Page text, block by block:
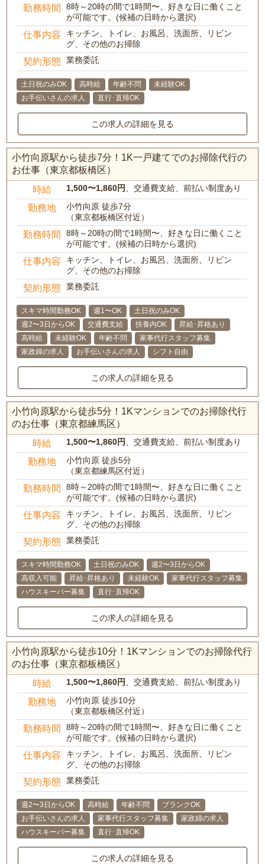
勤務時間
8時～20時の間で1時間〜、好きな日に働くこと
が可能です。(候補の日時から選択)
仕事内容
キッチン、トイレ、お風呂、洗面所、リビン
グ、その他のお掃除
契約形態 業務委託
土日祝のみOK 高時給 年齢不問
未経験OK
お手伝いさんの求人
直行･直帰OK
この求人の詳細を見る
小竹向原駅から徒歩7分！1K一戸建てでのお掃除代行の
お仕事（東京都板橋区）
時給 1,500〜1,860円、交通費支給、前払い制度あり
勤務地
小竹向原 徒歩7分
（東京都板橋区付近）
勤務時間
8時～20時の間で1時間〜、好きな日に働くこと
が可能です。(候補の日時から選択)
仕事内容
キッチン、トイレ、お風呂、洗面所、リビン
グ、その他のお掃除
契約形態 業務委託
スキマ時間勤務OK 週1〜OK
土日祝のみOK
週2〜3日からOK
交通費支給 扶養内OK
昇給･昇格あり
高時給
未経験OK 年齢不問
家事代行スタッフ募集
家政婦の求人
お手伝いさんの求人 シフト自由
この求人の詳細を見る
小竹向原駅から徒歩5分！1Kマンションでのお掃除代行
のお仕事（東京都練馬区）
時給 1,500〜1,860円、交通費支給、前払い制度あり
勤務地
小竹向原 徒歩5分
（東京都練馬区付近）
勤務時間
8時～20時の間で1時間〜、好きな日に働くこと
が可能です。(候補の日時から選択)
仕事内容
キッチン、トイレ、お風呂、洗面所、リビン
グ、その他のお掃除
契約形態 業務委託
スキマ時間勤務OK 土日祝のみOK
週2〜3日からOK
高収入可能
昇給･昇格あり 未経験OK
家事代行スタッフ募集
ハウスキーパー募集
直行･直帰OK
この求人の詳細を見る
小竹向原駅から徒歩10分！1Kマンションでのお掃除代行
のお仕事（東京都板橋区）
時給 1,500〜1,860円、交通費支給、前払い制度あり
勤務地
小竹向原 徒歩10分
（東京都板橋区付近）
勤務時間
8時～20時の間で1時間〜、好きな日に働くこと
が可能です。(候補の日時から選択)
仕事内容
キッチン、トイレ、お風呂、洗面所、リビン
グ、その他のお掃除
契約形態 業務委託
週2〜3日からOK 高時給 年齢不問
ブランクOK
お手伝いさんの求人
家事代行スタッフ募集
家政婦の求人
ハウスキーパー募集
直行･直帰OK
この求人の詳細を見る